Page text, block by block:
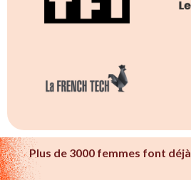
Plus de 3000 femmes font